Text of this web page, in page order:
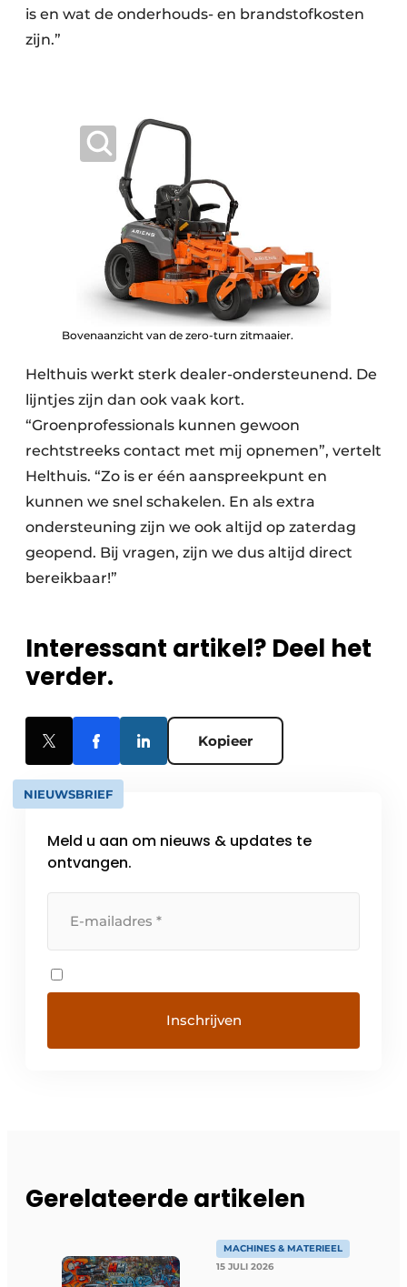
is en wat de onderhouds- en brandstofkosten
zijn.”
Bovenaanzicht van de zero-turn zitmaaier.
Helthuis werkt sterk dealer-ondersteunend. De
lijntjes zijn dan ook vaak kort.
“Groenprofessionals kunnen gewoon
rechtstreeks contact met mij opnemen”, vertelt
Helthuis. “Zo is er één aanspreekpunt en
kunnen we snel schakelen. En als extra
ondersteuning zijn we ook altijd op zaterdag
geopend. Bij vragen, zijn we dus altijd direct
bereikbaar!”
Interessant artikel? Deel het
verder.
Kopieer
NIEUWSBRIEF
Meld u aan om nieuws & updates te
ontvangen.
Gerelateerde artikelen
MACHINES & MATERIEEL
15 JULI 2026